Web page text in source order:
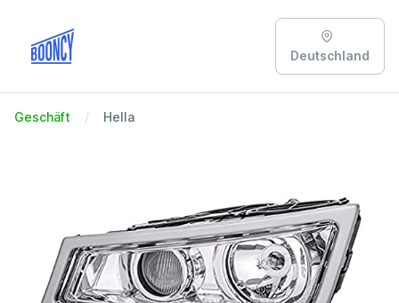
Deutschland
Geschäft Hella